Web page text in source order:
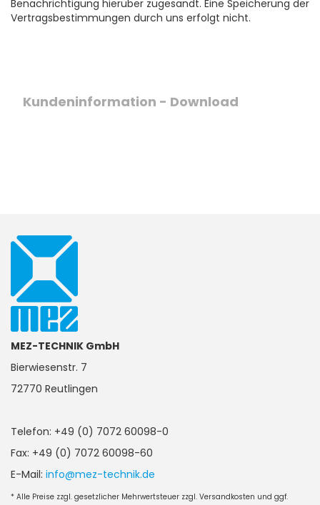
Benachrichtigung hierüber zugesandt. Eine Speicherung der
Vertragsbestimmungen durch uns erfolgt nicht.
Kundeninformation - Download
MEZ-TECHNIK GmbH
Bierwiesenstr. 7
72770 Reutlingen
Telefon: +49 (0) 7072 60098-0
Fax: +49 (0) 7072 60098-60
E-Mail: info@mez-technik.de
* Alle Preise zzgl. gesetzlicher Mehrwertsteuer zzgl. Versandkosten und ggf.